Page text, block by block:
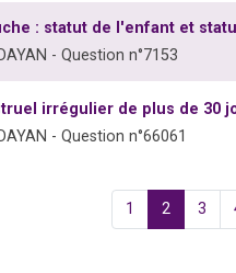
: statut de l'enfant et
- Question n°7153
irrégulier de plus de 30
- Question n°66061
1 2 3